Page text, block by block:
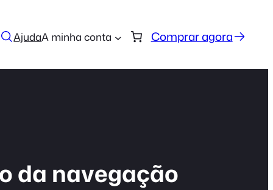
AjudaA minha conta Comprar agora
da navegação